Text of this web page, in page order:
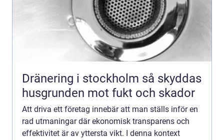
Dränering i stockholm så skyddas
husgrunden mot fukt och skador
Att driva ett företag innebär att man ställs inför en
rad utmaningar där ekonomisk transparens och
effektivitet är av yttersta vikt. I denna kontext